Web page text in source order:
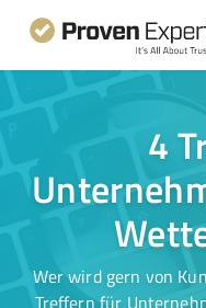
4
Wer wird gern von
Treffern für